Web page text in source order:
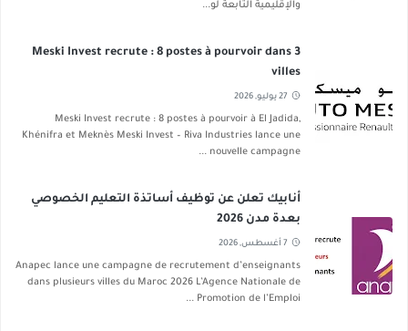
والإقليمية التابعة لو...
Meski Invest recrute : 8 postes à pourvoir dans 3
villes
27 يوليو, 2026
Meski Invest recrute : 8 postes à pourvoir à El Jadida,
Khénifra et Meknès Meski Invest – Riva Industries lance une
nouvelle campagne ...
أنابيك تعلن عن توظيف أساتذة التعليم الخصوصي
بعدة مدن 2026
7 أغسطس, 2026
Anapec lance une campagne de recrutement d’enseignants
dans plusieurs villes du Maroc 2026 L’Agence Nationale de
Promotion de l’Emploi ...